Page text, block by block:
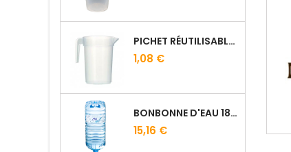
PICHET RÉUTILISABLE 1L
1,08 €
BONBONNE D'EAU 18.9L POUR FONTAINE À EAU
15,16 €